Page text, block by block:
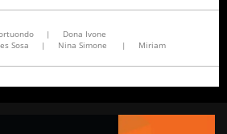
|
Dona Ivone
Sosa | Nina Simone |
Miriam